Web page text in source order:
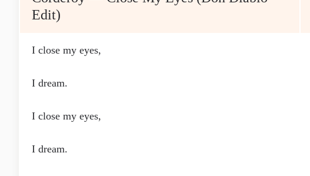
Edit)
I close my eyes,
I dream.
I close my eyes,
I dream.